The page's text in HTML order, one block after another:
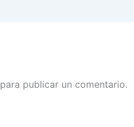
para publicar un comentario.